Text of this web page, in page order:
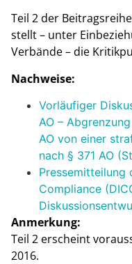
Teil 2 der
stellt – unter
Verbände – die
Nachweise:
Vorläufiger
AO –
AO von einer
nach § 371 AO
Pressemitteilung
Compliance
Anmerkung:
Teil 2 erscheint
2016.